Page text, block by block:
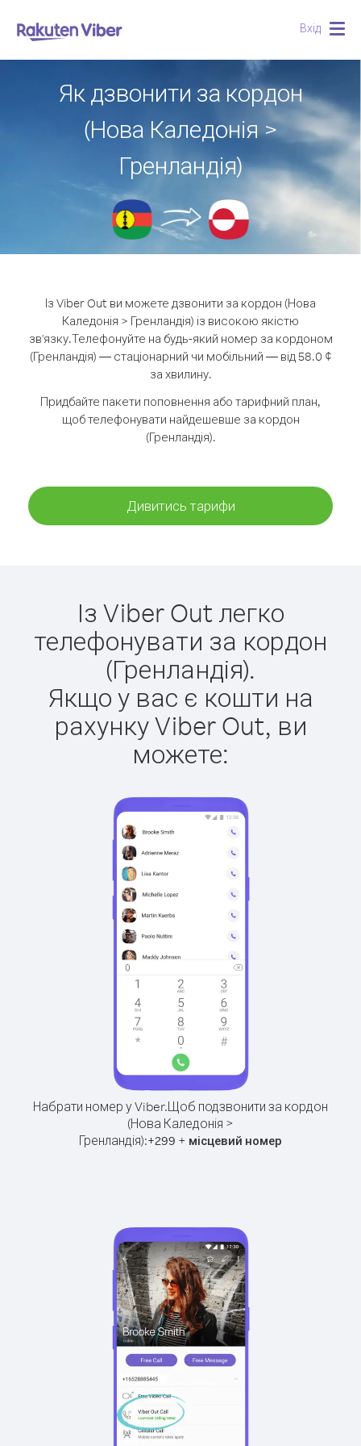
Вхід
Як дзвонити за кордон
(Нова Каледонія >
Гренландія)
Із Viber Out ви можете дзвонити за кордон (Нова
Каледонія > Гренландія) із високою якістю
зв'язку.Телефонуйте на будь-який номер за кордоном
(Гренландія) — стаціонарний чи мобільний — від 58.0 ¢
за хвилину.
Придбайте пакети поповнення або тарифний план,
щоб телефонувати найдешевше за кордон
(Гренландія).
Дивитись тарифи
Із Viber Out легко
телефонувати за кордон
(Гренландія).
Якщо у вас є кошти на
рахунку Viber Out, ви
можете:
Набрати номер у Viber.Щоб подзвонити за кордон
(Нова Каледонія >
Гренландія):+299 + місцевий номер